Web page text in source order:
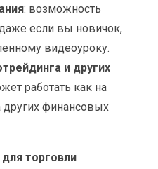
: возможность
даже если вы новичок,
видеоуроку.
и других
работать как на
других финансовых
торговли